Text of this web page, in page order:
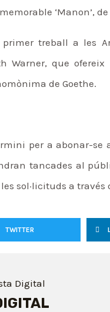
‘Manon’,
primer treball a les
Warner, que
de Goethe.
per a abonar-
tancades al
sol·licituds a través
TWITTER